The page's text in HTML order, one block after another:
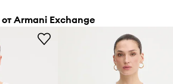
Armani Exchange